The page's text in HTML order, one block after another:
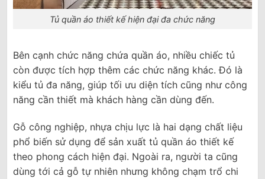
Tủ quần áo thiết kế hiện đại đa chức năng
Bên cạnh chức năng chứa quần áo, nhiều chiếc tủ
còn được tích hợp thêm các chức năng khác. Đó là
kiểu tủ đa năng, giúp tối ưu diện tích cũng như công
năng cần thiết mà khách hàng cần dùng đến.
Gỗ công nghiệp, nhựa chịu lực là hai dạng chất liệu
phổ biến sử dụng để sản xuất tủ quần áo thiết kế
theo phong cách hiện đại. Ngoài ra, người ta cũng
dùng tới cả gỗ tự nhiên nhưng không chạm trổ chi